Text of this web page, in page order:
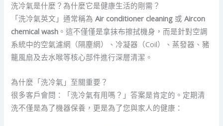
洗冷氣是什麼？為什麼它是健康生活的剛需？
「洗冷氣英文」通常稱為Air conditioner cleaning 或Aircon
chemical wash 。這不僅僅是拿抹布擦拭機身，而是針對空調
系統中的空氣濾網（隔塵網）、冷凝器（Coil）、蒸發器、豬
籠風扇及去水喉等核心部件進行深層清潔。
為什麼「洗冷氣」至關重要？
很多客戶會問：「洗冷氣有用嗎？」答案是肯定的。定期清
洗不僅是為了機器保養，更是為了您與家人的健康：